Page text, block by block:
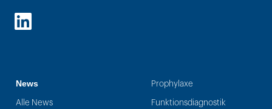
LinkedIn
News
Alle News
Prophylaxe
Funktionsdiagnostik